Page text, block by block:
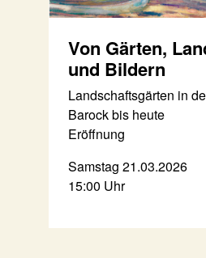
Von Gärten,
und Bildern
Landschaftsgärten in
Barock bis heute
Eröffnung
Samstag 21.03.2026
15:00 Uhr